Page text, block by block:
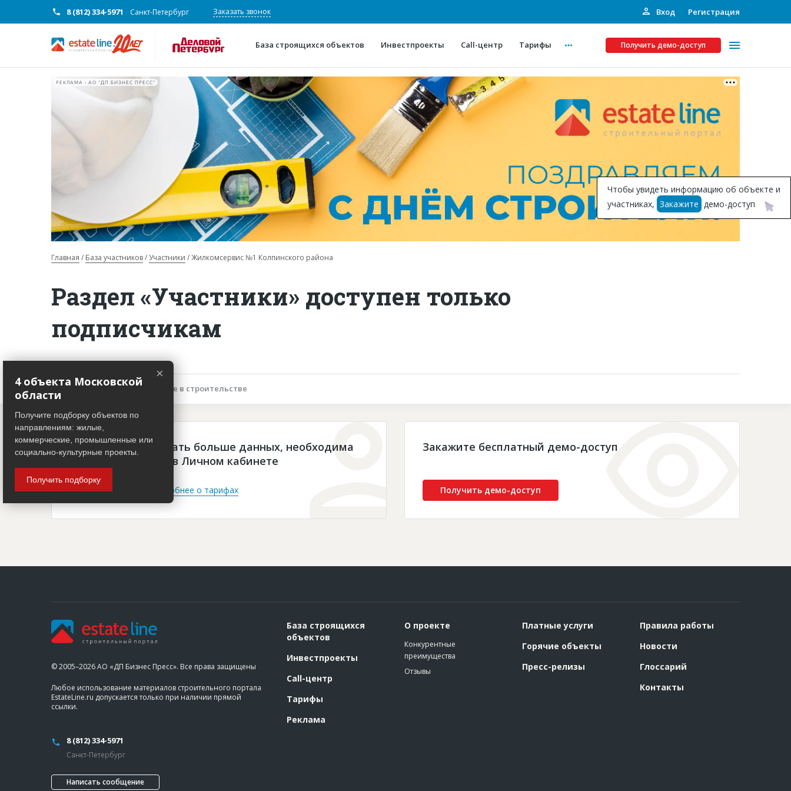
8 (812) 334-5971 Санкт-Петербург Заказать звонок Вход Регистрация
База строящихся объектов Инвестпроекты Call-центр Тарифы Получить демо-доступ
О проекте
Конкурентные преимущества
Горячие объекты
Глоссарий
Платные услуги
Рекламодателям
Инвестпроекты
Подписка на Базу
РЕКЛАМА • АО "ДП БИЗНЕС ПРЕСС"
Главная База участников Участники Жилкомсервис №1 Колпинского района
Раздел «Участники» доступен только
подписчикам
Описание объекта Участие в строительстве
Чтобы просматривать больше данных, необходима
платная подписка в Личном кабинете
Войти Подробнее о тарифах
Закажите бесплатный демо-доступ
Получить демо-доступ
Чтобы увидеть информацию об объекте и
участниках, Закажите демо-доступ
© 2005–2026 АО «ДП Бизнес Пресс». Все права защищены
Любое использование материалов строительного портала
EstateLine.ru допускается только при наличии прямой
ссылки.
8 (812) 334-5971
Санкт-Петербург
Написать сообщение
База строящихся
объектов
Инвестпроекты
Call-центр
Тарифы
Реклама
О проекте
Конкурентные
преимущества
Отзывы
Платные услуги
Горячие объекты
Пресс-релизы
Правила работы
Новости
Глоссарий
Контакты
×
4 объекта Московской
области
Получите подборку объектов по
направлениям: жилые,
коммерческие, промышленные или
социально-культурные проекты.
Получить подборку